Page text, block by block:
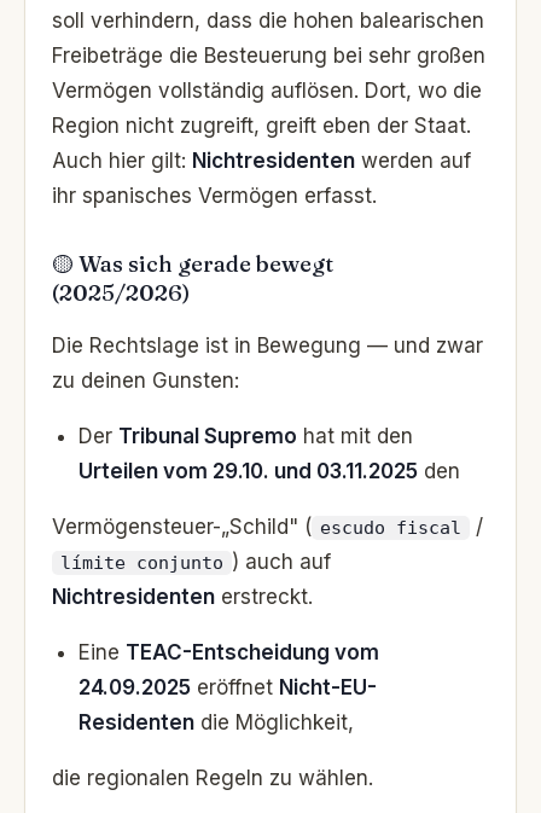
soll verhindern, dass die hohen balearischen
Freibeträge die Besteuerung bei sehr großen
Vermögen vollständig auflösen. Dort, wo die
Region nicht zugreift, greift eben der Staat.
Auch hier gilt: Nichtresidenten werden auf
ihr spanisches Vermögen erfasst.
🟡 Was sich gerade bewegt
(2025/2026)
Die Rechtslage ist in Bewegung — und zwar
zu deinen Gunsten:
Der Tribunal Supremo hat mit den
Urteilen vom 29.10. und 03.11.2025 den
Vermögensteuer-„Schild" ( escudo fiscal /
límite conjunto ) auch auf
Nichtresidenten erstreckt.
Eine TEAC-Entscheidung vom
24.09.2025 eröffnet Nicht-EU-
Residenten die Möglichkeit,
die regionalen Regeln zu wählen.